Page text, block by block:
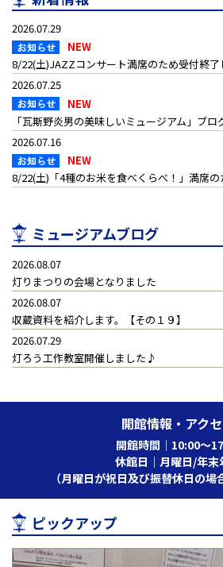
2026.07.29
8/22(土)JAZZコンサート満席のため受付終了
2026.07.25
「瓦斯野炎男の美味しいミュージアム」ブ
2026.07.16
8/22(土)「4種のお米を食べくらべ！」満席
ミュージアムブログ
2026.08.07
灯りまつりの会場となりました
2026.08.07
収蔵資料を紹介します。【その１９】
2026.07.29
灯ろう工作教室開催しました♪
開館情報・アク
開館時間｜10:00〜
休館日｜月曜日/年末
（月曜日が祝日及び振替休日の場
ピックアップ